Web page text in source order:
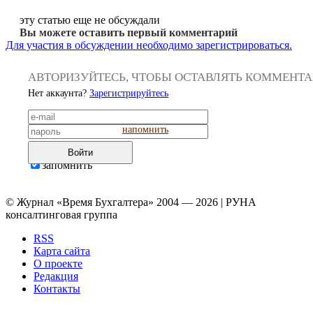
эту статью еще не обсуждали
Вы можете оставить первый комментарий
Для участия в обсуждении необходимо зарегистрироваться.
АВТОРИЗУЙТЕСЬ, ЧТОБЫ ОСТАВЛЯТЬ
Нет аккаунта? Зарегистрируйтесь
напомнить
Войти
запомнить
© Журнал «Время Бухгалтера» 2004 — 2026 | РУНА
консалтинговая группа
RSS
Карта сайта
О проекте
Редакция
Контакты